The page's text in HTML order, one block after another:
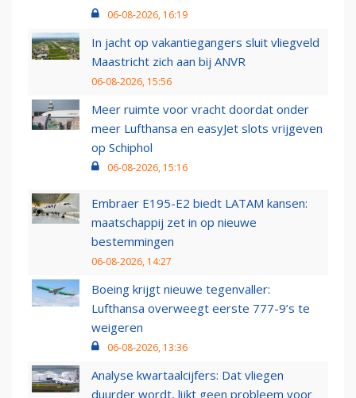
06-08-2026, 16:19
In jacht op vakantiegangers sluit vliegveld
Maastricht zich aan bij ANVR
06-08-2026, 15:56
Meer ruimte voor vracht doordat onder
meer Lufthansa en easyJet slots vrijgeven
op Schiphol
06-08-2026, 15:16
Embraer E195-E2 biedt LATAM kansen:
maatschappij zet in op nieuwe
bestemmingen
06-08-2026, 14:27
Boeing krijgt nieuwe tegenvaller:
Lufthansa overweegt eerste 777-9’s te
weigeren
06-08-2026, 13:36
Analyse kwartaalcijfers: Dat vliegen
duurder wordt, lijkt geen probleem voor